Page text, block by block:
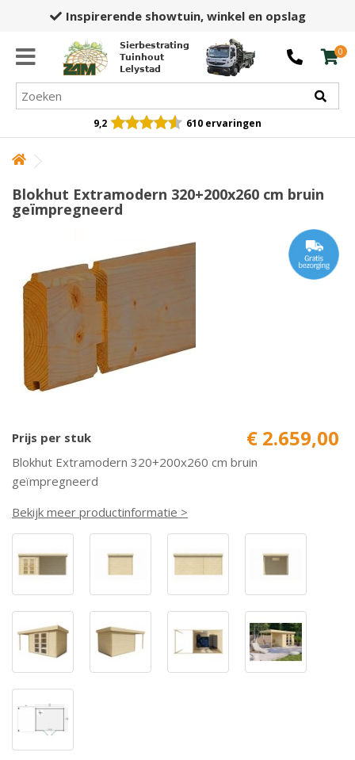
Inspirerende showtuin,winkel en opslag
Sierbestrating
Tuinhout
Lelystad
0
9,2 610 ervaringen
Blokhut Extramodern 320+200x260 cm bruin
geïmpregneerd
Prijs per stuk € 2.659,00
Blokhut Extramodern 320+200x260 cm bruin
geïmpregneerd
Bekijk meer productinformatie >